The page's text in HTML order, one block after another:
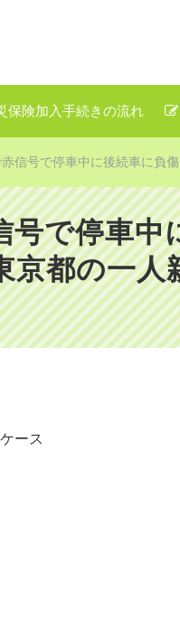
保険加入手続きの流れ
信号で停車中に後続車に負傷
号で停車中
京都の一人
ース